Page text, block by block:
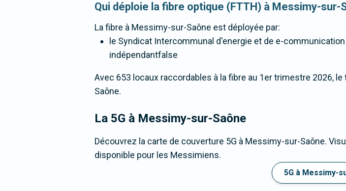
Qui déploie la fibre optique (FTTH) à Messimy-sur-
La fibre à Messimy-sur-Saône est déployée par:
le Syndicat Intercommunal d'energie et de e-
indépendantfalse
Avec 653 locaux raccordables à la fibre au 1er trimestre 2026,
Saône.
La 5G à Messimy-sur-Saône
Découvrez la carte de couverture 5G à Messimy-sur-Saône.
disponible pour les Messimiens.
5G à Messimy-